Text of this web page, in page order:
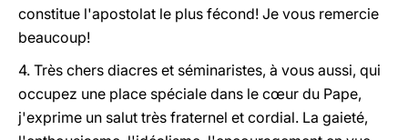
constitue l'apostolat le plus fécond! Je vous remercie
beaucoup!
4. Très chers diacres et séminaristes, à vous aussi, qui
occupez une place spéciale dans le cœur du Pape,
j'exprime un salut très fraternel et cordial. La gaieté,